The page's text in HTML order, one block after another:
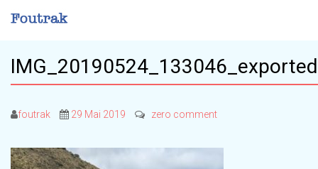
foutrak 29 Mai 2019 zero comment